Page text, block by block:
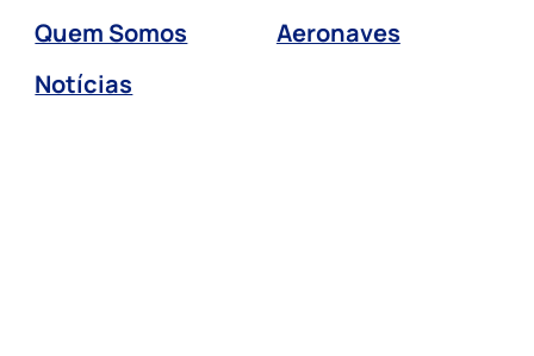
Quem Somos
Aeronaves
Notícias